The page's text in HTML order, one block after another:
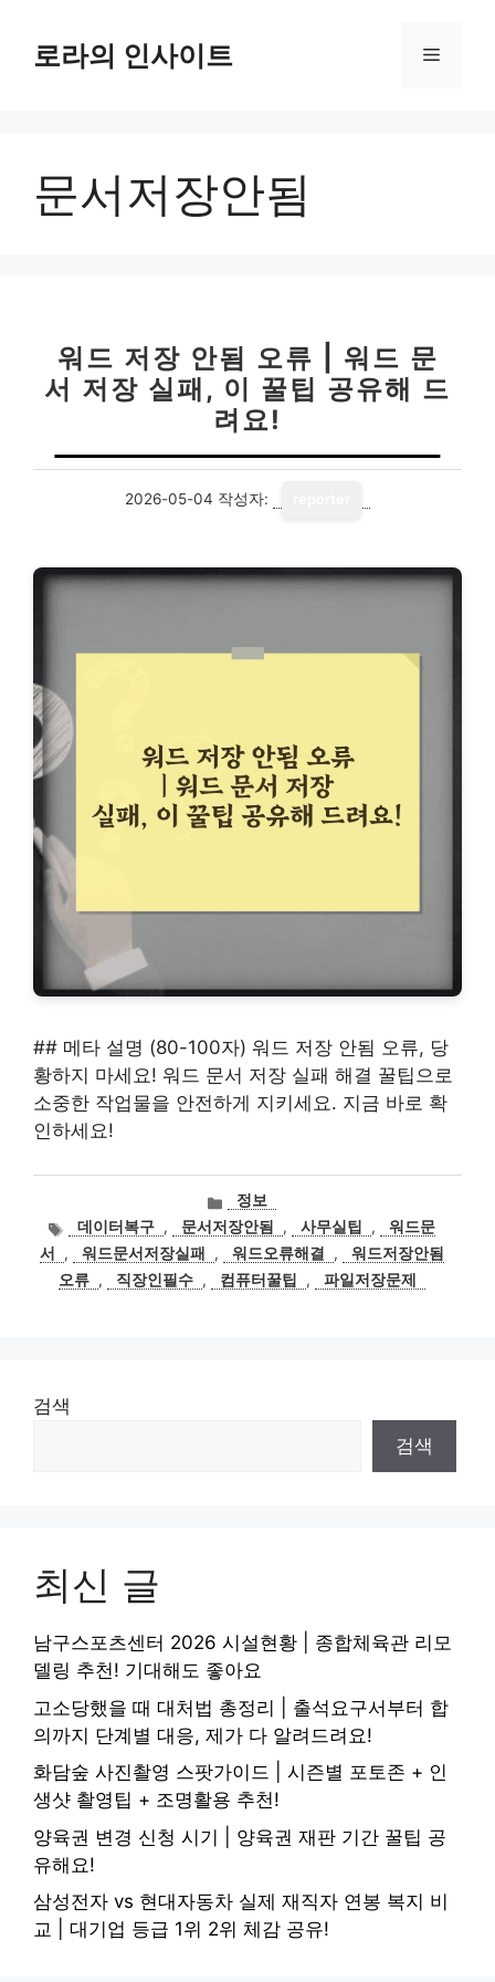
로라의 인사이트 메
문서저장안됨
워드 저장 안됨 오류 | 워드 문
서 저장 실패, 이 꿀팁 공유해 드
려요!
2026-05-04 작성자:
## 메타 설명 (80-100자) 워드 저장 안됨 오류, 당
황하지 마세요! 워드 문서 저장 실패 해결 꿀팁으로
소중한 작업물을 안전하게 지키세요. 지금 바로 확
인하세요!
카
테
고
리
정보
태
그
데이터복구 , 문서저장안됨 , 사무실팁 ,
워드문
서
, 워드문서저장실패 , 워드오류해결 ,
워드저장안됨
오류 , 직장인필수 , 컴퓨터꿀팁 , 파일저장문제
검색
검색
최신 글
남구스포츠센터 2026 시설현황 | 종합체육관 리모
델링 추천! 기대해도 좋아요
고소당했을 때 대처법 총정리 | 출석요구서부터 합
의까지 단계별 대응, 제가 다 알려드려요!
화담숲 사진촬영 스팟가이드 | 시즌별 포토존 + 인
생샷 촬영팁 + 조명활용 추천!
양육권 변경 신청 시기 | 양육권 재판 기간 꿀팁 공
유해요!
삼성전자 vs 현대자동차 실제 재직자 연봉 복지 비
교 | 대기업 등급 1위 2위 체감 공유!